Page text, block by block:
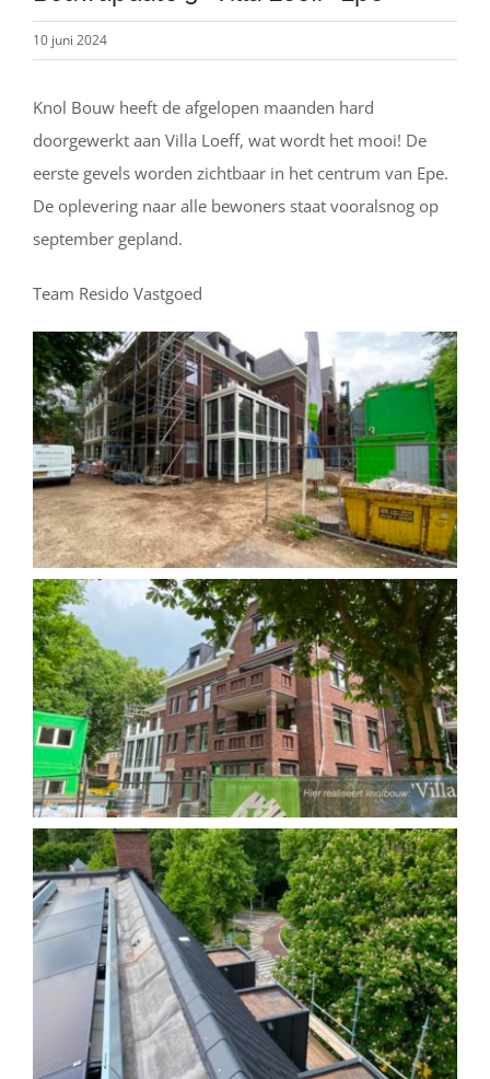
10 juni 2024
Knol Bouw heeft de afgelopen maanden hard
doorgewerkt aan Villa Loeff, wat wordt het mooi! De
eerste gevels worden zichtbaar in het centrum van Epe.
De oplevering naar alle bewoners staat vooralsnog op
september gepland.
Team Resido Vastgoed